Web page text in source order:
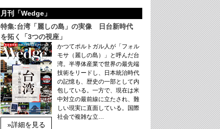
月刊「Wedge」
特集:台湾「麗しの島」の実像 日台新時代
を拓く「3つの視座」
»詳細を見る
かつてポルトガル人が「フォル
モサ（麗しの島）」と呼んだ台
湾。半導体産業で世界の最先端
技術をリードし、日本統治時代
の記憶も、歴史の一部として内
包している。一方で、現在は米
中対立の最前線に立たされ、難
しい現実に直面している。国際
社会で複雑な立…